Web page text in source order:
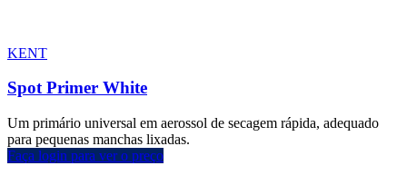
KENT
Spot Primer White
Um primário universal em aerossol de secagem rápida, adequado
para pequenas manchas lixadas.
Faça login para ver o preço